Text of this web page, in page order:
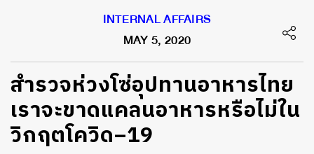
INTERNAL AFFAIRS
MAY 5, 2020
สำรวจห่วงโซ่อุปทานอาหารไทย
เราจะขาดแคลนอาหารหรือไม่ใน
วิกฤตโควิด–19